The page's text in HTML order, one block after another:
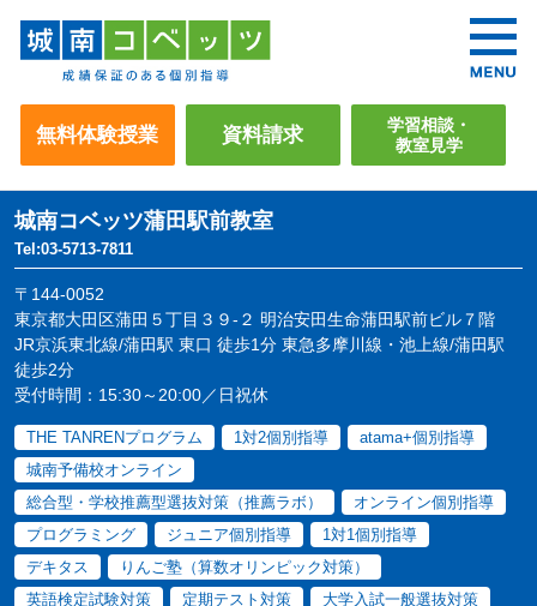
無料体験授業 資料請求
学習相談・
教室見学
城南コベッツ蒲田駅前教室
Tel:03-5713-7811
〒144-0052
東京都大田区蒲田５丁目３９-２ 明治安田生命蒲田駅前ビル７階
JR京浜東北線/蒲田駅 東口 徒歩1分 東急多摩川線・池上線/蒲田駅
徒歩2分
受付時間：15:30～20:00／日祝休
THE TANRENプログラム 1対2個別指導
atama+個別指導
城南予備校オンライン
総合型・学校推薦型選抜対策（推薦ラボ）
オンライン個別指導
プログラミング
ジュニア個別指導
1対1個別指導
デキタス
りんご塾（算数オリンピック対策）
英語検定試験対策
定期テスト対策
大学入試一般選抜対策